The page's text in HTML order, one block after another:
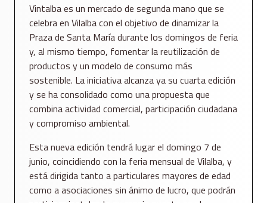
Vintalba es un mercado de segunda mano que se
celebra en Vilalba con el objetivo de dinamizar la
Praza de Santa María durante los domingos de feria
y, al mismo tiempo, fomentar la reutilización de
productos y un modelo de consumo más
sostenible. La iniciativa alcanza ya su cuarta edición
y se ha consolidado como una propuesta que
combina actividad comercial, participación ciudadana
y compromiso ambiental.
Esta nueva edición tendrá lugar el domingo 7 de
junio, coincidiendo con la feria mensual de Vilalba, y
está dirigida tanto a particulares mayores de edad
como a asociaciones sin ánimo de lucro, que podrán